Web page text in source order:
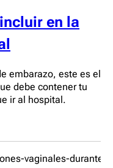
en la
embarazo, este es el
debe contener tu
ir al hospital.